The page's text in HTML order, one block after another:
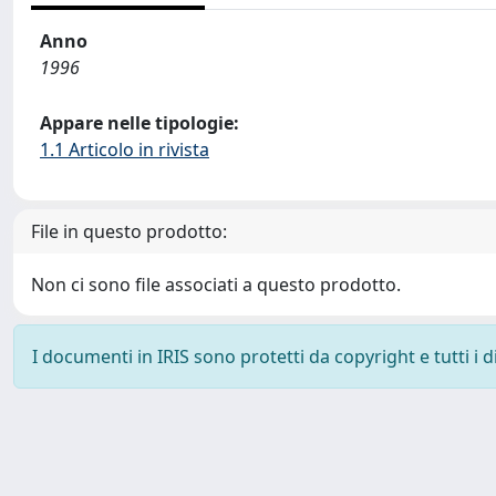
Anno
1996
Appare nelle tipologie:
1.1 Articolo in rivista
File in questo prodotto:
Non ci sono file associati a questo prodotto.
I documenti in IRIS sono protetti da copyright e tutti i